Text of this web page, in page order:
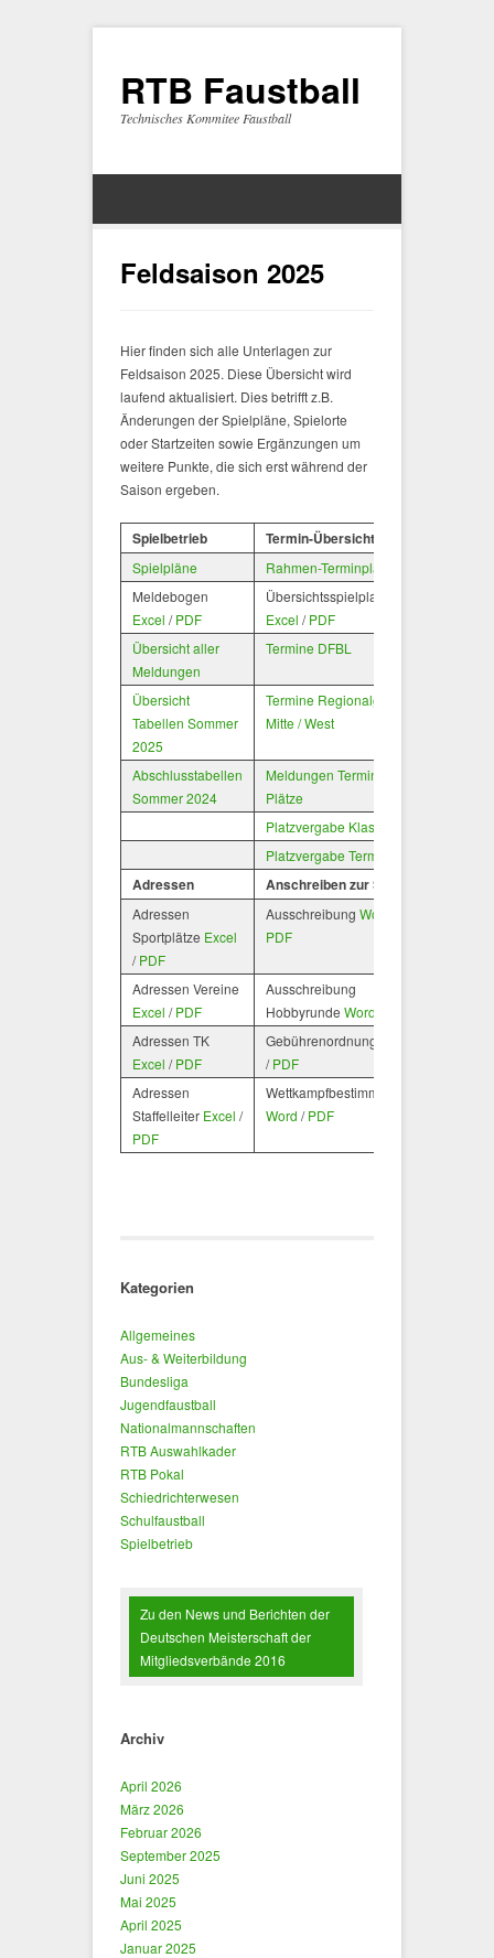
RTB Faustball
Technisches Kommitee Faustball
Feldsaison 2025
Hier finden sich alle Unterlagen zur
Feldsaison 2025. Diese Übersicht wird
laufend aktualisiert. Dies betrifft z.B.
Änderungen der Spielpläne, Spielorte
oder Startzeiten sowie Ergänzungen um
weitere Punkte, die sich erst während der
Saison ergeben.
Spielbetrieb Termin-Übersichten
Spielpläne
Rahmen-Terminplan
Meldebogen
Excel /PDF
Übersichtsspielplan
Excel /PDF
Übersicht aller
Meldungen
Termine DFBL
Übersicht
Tabellen Sommer
2025
Termine Regionalgruppe
Mitte / West
Abschlusstabellen
Sommer 2024
Meldungen Termine
Plätze
Platzvergabe Klassen
Platzvergabe Termine
Adressen Anschreiben zur Saison
Adressen
Sportplätze Excel
/PDF
Ausschreibung Word
PDF
Adressen Vereine
Excel /PDF
Ausschreibung
Hobbyrunde Word
Adressen TK
Excel /PDF
Gebührenordnung
/PDF
Adressen
Staffelleiter Excel /
PDF
Wettkampfbestimmungen
Word /PDF
Kategorien
Allgemeines
Aus- & Weiterbildung
Bundesliga
Jugendfaustball
Nationalmannschaften
RTB Auswahlkader
RTB Pokal
Schiedrichterwesen
Schulfaustball
Spielbetrieb
Zu den News und Berichten der
Deutschen Meisterschaft der
Mitgliedsverbände 2016
Archiv
April 2026
März 2026
Februar 2026
September 2025
Juni 2025
Mai 2025
April 2025
Januar 2025